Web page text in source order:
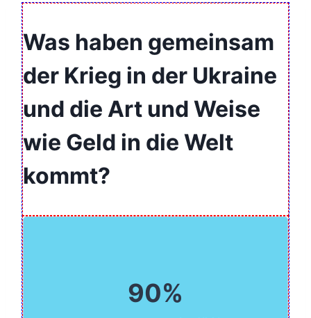
Was haben gemeinsam
der Krieg in der Ukraine
und die Art und Weise
wie Geld in die Welt
kommt?
90%